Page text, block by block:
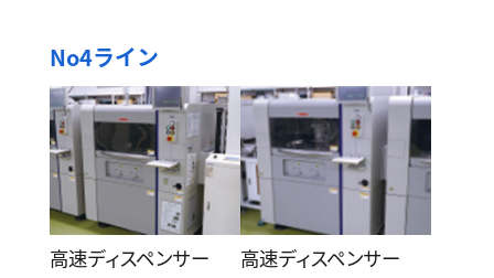
No4ライン
高速ディスペンサー 高速ディスペンサー